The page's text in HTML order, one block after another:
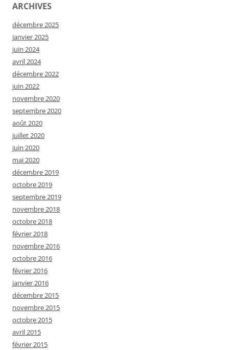
ARCHIVES
décembre 2025
janvier 2025
juin 2024
avril 2024
décembre 2022
juin 2022
novembre 2020
septembre 2020
août 2020
juillet 2020
juin 2020
mai 2020
décembre 2019
octobre 2019
septembre 2019
novembre 2018
octobre 2018
février 2018
novembre 2016
octobre 2016
février 2016
janvier 2016
décembre 2015
novembre 2015
octobre 2015
avril 2015
février 2015